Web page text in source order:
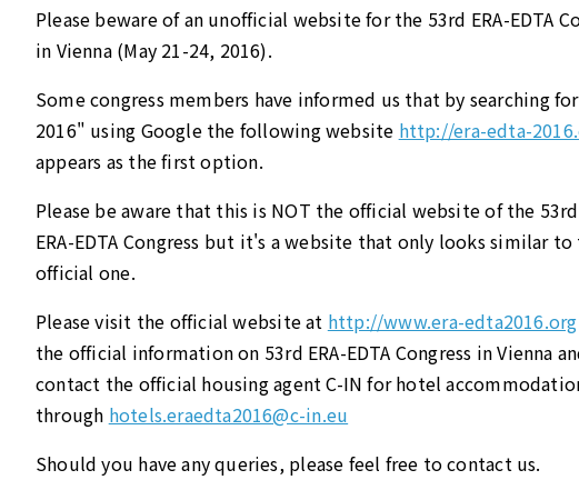
Please beware of an unofficial website for the 53rd ERA-EDTA
in Vienna (May 21-24, 2016).
Some congress members have informed us that by searching for
2016" using Google the following website http://era-edta-
appears as the first option.
Please be aware that this is NOT the official website of the 53rd
ERA-EDTA Congress but it's a website that only looks similar to
official one.
Please visit the official website at http://www.era-edta2016.org
the official information on 53rd ERA-EDTA Congress in Vienna
contact the official housing agent C-IN for hotel
through hotels.eraedta2016@c-in.eu
Should you have any queries, please feel free to contact us.